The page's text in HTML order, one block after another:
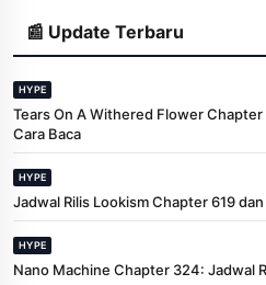
📰 Update Terbaru
HYPE
Tears On A Withered Flower Chapter
Cara Baca
HYPE
Jadwal Rilis Lookism Chapter 619
HYPE
Nano Machine Chapter 324: Jadwal